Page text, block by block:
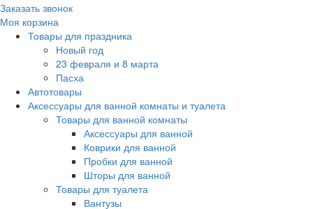
Заказать звонок
Моя корзина
Товары для праздника
Новый год
23 февраля и 8 марта
Пасха
Автотовары
Аксессуары для ванной комнаты и туалета
Товары для ванной комнаты
Аксессуары для ванной
Коврики для ванной
Пробки для ванной
Шторы для ванной
Товары для туалета
Вантузы